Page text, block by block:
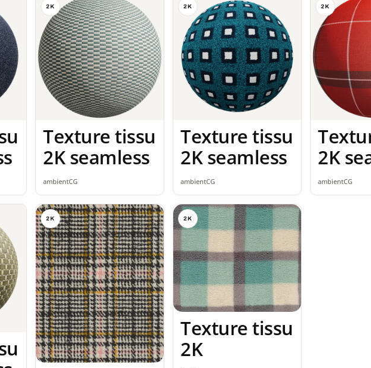
2K
Texture tissu
2K seamless
ambientCG
2K
Texture tissu
2K seamless
ambientCG
2K
2K
ambientCG
2K 2K
Texture tissu
2K